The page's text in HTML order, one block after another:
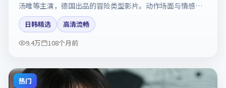
汤唯等主演，德国出品的冒险类型影片。动作场面与情感戏
比例拿捏得当。剧情简介与主创信息可供检索参考，上映日
期以片方资料为准。
日韩精选
高清流畅
9.4万
108个月前
热门